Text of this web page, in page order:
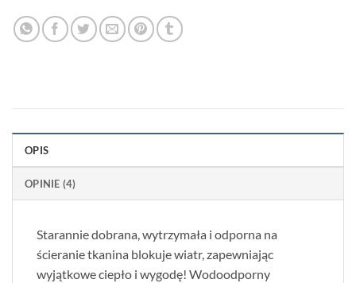
OPIS
OPINIE (4)
Starannie dobrana, wytrzymała i odporna na
ścieranie tkanina blokuje wiatr, zapewniając
wyjątkowe ciepło i wygodę! Wodoodporny